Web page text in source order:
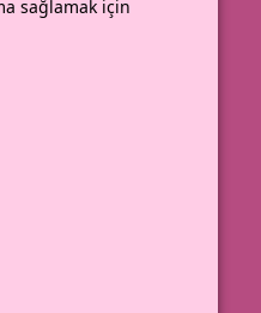
sağlamak için